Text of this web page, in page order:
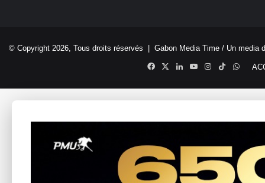
© Copyright 2026, Tous droits réservés | Gabon Media Time / Un media
Facebook
X LinkedinYouTubeInstagram
TikTok